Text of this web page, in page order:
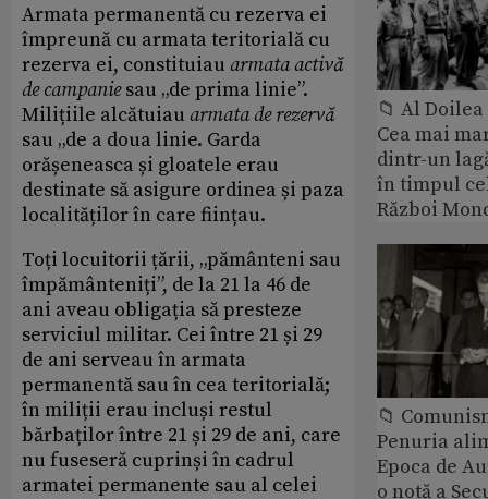
Armata permanentă cu rezerva ei
împreună cu armata teritorială cu
rezerva ei, constituiau armata activă
de campaniesau „de prima linie”.
Milițiile alcătuiau armata de rezervă
sau „de a doua linie. Garda
orășeneasca și gloatele erau
destinate să asigure ordinea și paza
localităților în care ființau.
Toți locuitorii țării, „pământeni sau
împământeniți”, de la 21 la 46 de
ani aveau obligația să presteze
serviciul militar. Cei între 21 și 29
de ani serveau în armata
permanentă sau în cea teritorială;
în miliții erau incluși restul
bărbaților între 21 și 29 de ani, care
nu fuseseră cuprinși în cadrul
armatei permanente sau al celei
📁 Al
Cea mai
dintr-un
în timpul
Război
📁
Penuria
Epoca de
o notă a